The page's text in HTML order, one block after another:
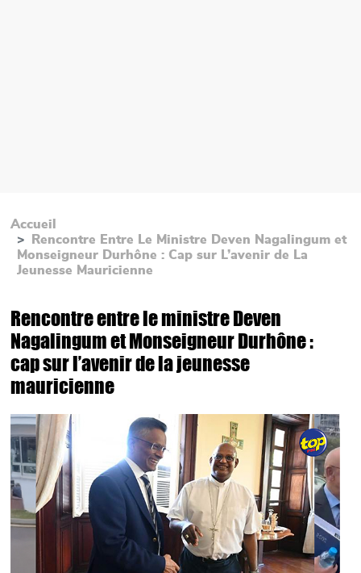
Accueil
Rencontre Entre Le Ministre Deven Nagalingum et
Monseigneur Durhône : Cap sur L’avenir de La
Jeunesse Mauricienne
Rencontre entre le ministre Deven
Nagalingum et Monseigneur Durhône :
cap sur l’avenir de la jeunesse
mauricienne
Main picture